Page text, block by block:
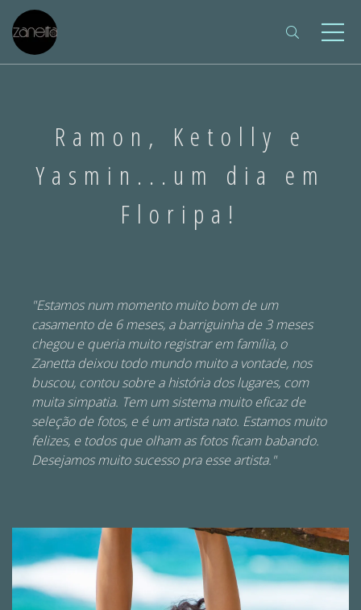
Ramon, Ketolly e
Yasmin...um dia em
Floripa!
"Estamos num momento muito bom de um
casamento de 6 meses, a barriguinha de 3 meses
chegou e queria muito registrar em família, o
Zanetta deixou todo mundo muito a vontade, nos
buscou, contou sobre a história dos lugares, com
muita simpatia. Tem um sistema muito eficaz de
seleção de fotos, e é um artista nato. Estamos muito
felizes, e todos que olham as fotos ficam babando.
Desejamos muito sucesso pra esse artista."